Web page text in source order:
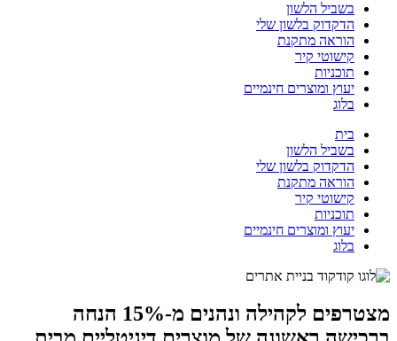
בשביל הלשון
הדקדוק בלשון שלי
הוראה מתקנת
קישוטי קיר
תוכניות
יעוץ ומוצרים חינמיים
בשביל הלשון
הדקדוק בלשון שלי
הוראה מתקנת
קישוטי קיר
תוכניות
יעוץ ומוצרים חינמיים
מצטרפים לקהילה ונהנים מ-15% הנחה